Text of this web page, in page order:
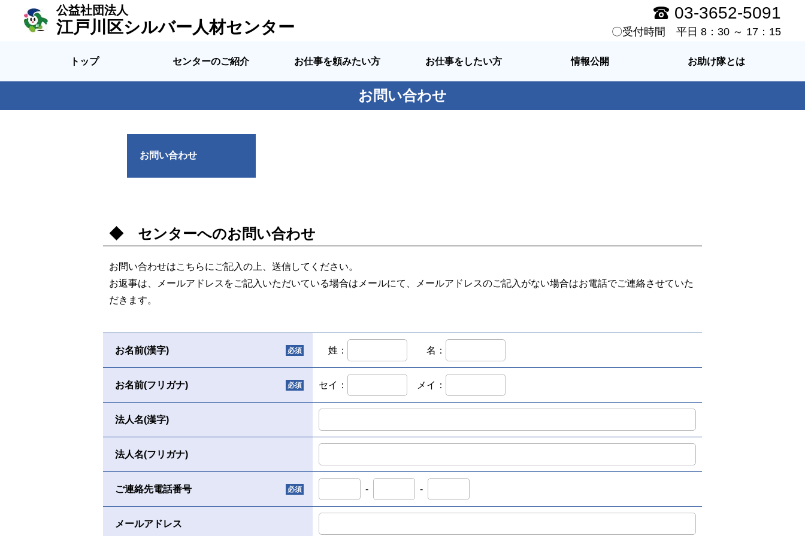
公益社団法人
江戸川区シルバー人材センター
03-3652-5091
〇受付時間 平日 8：30 ～ 17：15
トップ センターのご紹介 お仕事を頼みたい方 お仕事をしたい方 情報公開 お助け隊とは
お問い合わせ
お問い合わせ
◆ センターへのお問い合わせ
お問い合わせはこちらにご記入の上、送信してください。
お返事は、メールアドレスをご記入いただいている場合はメールにて、メールアドレスのご記入がない場合はお電話でご連絡させていた
だきます。
お名前(漢字) 必須 姓： 名：
お名前(フリガナ) 必須 セイ： メイ：
法人名(漢字)
法人名(フリガナ)
ご連絡先電話番号 必須 - -
メールアドレス